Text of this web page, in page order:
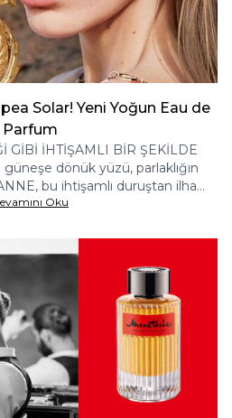
Solar! Yeni Yoğun Eau de
Parfum
GİBİ İHTİŞAMLI BİR ŞEKİLDE
dönük yüzü, parlaklığın
bu ihtişamlı duruştan ilham
yorumladı.
Oku